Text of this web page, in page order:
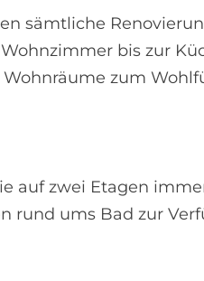
sämtliche
bis zur
Wohnräume zum
auf zwei Etagen
rund ums Bad zur